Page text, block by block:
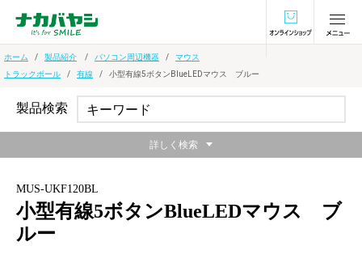
オンラインショ
ホーム 製品紹介 パソコン周辺機器
マウス
トラックボール
有線 小型有線5ボタンBlueLEDマウス ブルー
MUS-UKF120BL
小型有線5ボタンBlueLEDマウス ブ
ルー
製品検索
詳しく検索